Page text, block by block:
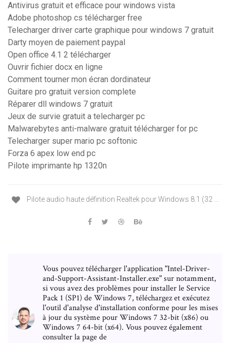
Antivirus gratuit et efficace pour windows vista
Adobe photoshop cs télécharger free
Telecharger driver carte graphique pour windows 7 gratuit
Darty moyen de paiement paypal
Open office 4.1 2 télécharger
Ouvrir fichier docx en ligne
Comment tourner mon écran dordinateur
Guitare pro gratuit version complete
Réparer dll windows 7 gratuit
Jeux de survie gratuit a telecharger pc
Malwarebytes anti-malware gratuit télécharger for pc
Telecharger super mario pc softonic
Forza 6 apex low end pc
Pilote imprimante hp 1320n
Pilote audio haute définition Realtek pour Windows 8.1 (32 ...
Vous pouvez télécharger l'application "Intel-Driver-
and-Support-Assistant-Installer.exe" sur notamment,
si vous avez des problèmes pour installer le Service
Pack 1 (SP1) de Windows 7, téléchargez et exécutez
l'outil d'analyse d'installation conforme pour les mises
à jour du système pour Windows 7 32-bit (x86) ou
Windows 7 64-bit (x64). Vous pouvez également
consulter la page de